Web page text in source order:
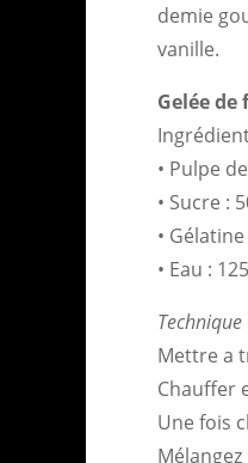
demie
vanille.
Gelée
• Pulpe
• Sucre :
•
• Eau :
Technique
Mettre a
Chauffer
Une fois